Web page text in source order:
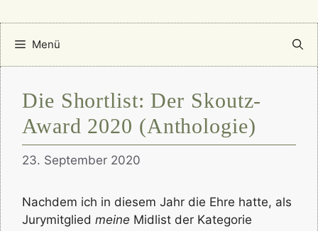
Menü
Die Shortlist: Der Skoutz-
Award 2020 (Anthologie)
23. September 2020
Nachdem ich in diesem Jahr die Ehre hatte, als
Jurymitglied meine Midlist der Kategorie